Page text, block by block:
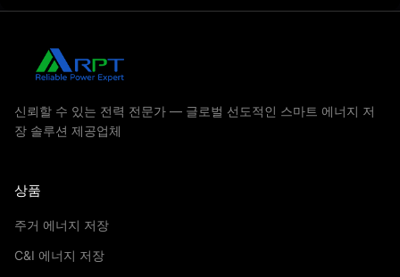
신뢰할 수 있는 전력 전문가 — 글로벌 선도적인 스마트 에너지 저
장 솔루션 제공업체
상품
주거 에너지 저장
C&I 에너지 저장